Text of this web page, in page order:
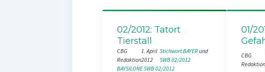
02/2012: Tatort
Tierstall
CBG
Redaktion
1. April
2012
Stichwort BAYER
und
SWB 02/2012
BAYSILONESWB 02/2012
01/
CBG
Redaktion